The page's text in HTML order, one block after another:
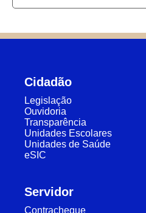
Cidadão
Legislação
Ouvidoria
Transparência
Unidades Escolares
Unidades de Saúde
eSIC
Servidor
Contracheque